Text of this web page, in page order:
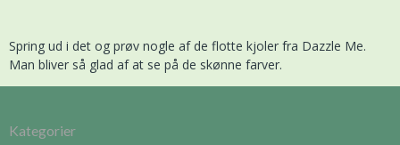
Spring ud i det og prøv nogle af de flotte kjoler fra Dazzle Me.
Man bliver så glad af at se på de skønne farver.
Kategorier